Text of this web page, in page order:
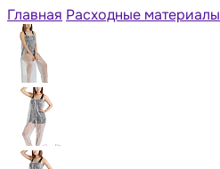
Главная Расходные материалы